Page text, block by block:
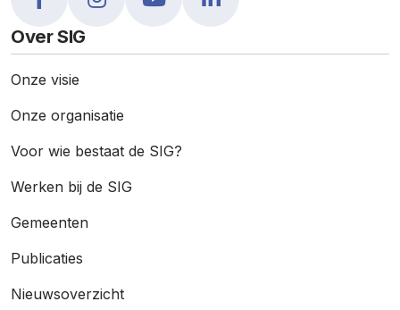
Over SIG
Onze visie
Onze organisatie
Voor wie bestaat de SIG?
Werken bij de SIG
Gemeenten
Publicaties
Nieuws­overzicht